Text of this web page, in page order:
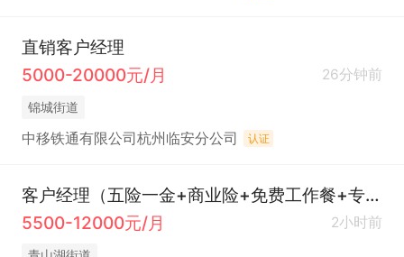
直销客户经理
5000-20000元/月
26分钟前
锦城街道
中移铁通有限公司杭州临安分公司 认证
客户经理（五险一金+商业险+免费工作餐+专业培训+员工旅游+节假日福利+年终奖金+定期体检）
5500-12000元/月
2小时前